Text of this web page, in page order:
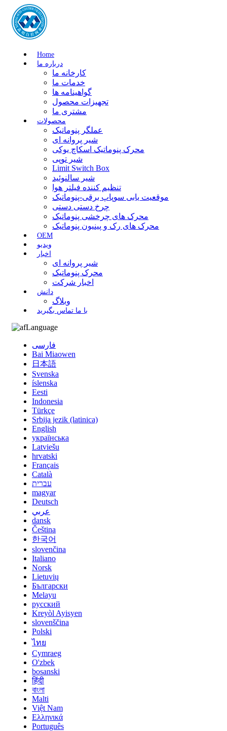
Home
درباره ما
کارخانه ما
خدمات ما
گواهینامه ها
تجهیزات محصول
مشتری ما
محصولات
عملگر پنوماتیک
شیر پروانه ای
محرک پنوماتیک اسکاچ یوکی
شیر توپی
Limit Switch Box
شیر سالنوئید
تنظیم کننده فیلتر هوا
موقعیت یابی سوپاپ برقی-پنوماتیک
چرخ دستی دستی
محرک های چرخشی پنوماتیک
محرک های رک و پینیون پنوماتیک
OEM
ویدیو
اخبار
شیر پروانه ای
محرک پنوماتیک
اخبار شرکت
دانش
وبلاگ
با ما تماس بگیرید
Language
فارسی
Bai Miaowen
日本語
Svenska
íslenska
Eesti
Indonesia
Türkçe
Srbija jezik (latinica)
English
українська
Latviešu
hrvatski
Français
Català
עברית
magyar
Deutsch
عربي
dansk
Čeština
한국어
slovenčina
Italiano
Norsk
Lietuvių
Български
Melayu
русский
Kreyòl Ayisyen
slovenščina
Polski
ไทย
Cymraeg
O'zbek
bosanski
हिंदी
বাংলা
Malti
Việt Nam
Ελληνικά
Português